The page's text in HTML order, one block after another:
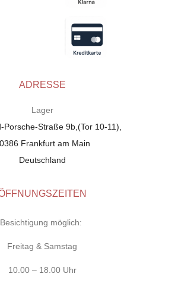
ADRESSE
Lager
Porsche-Straße 9b,(Tor 10-11),
Frankfurt am Main
Deutschland
Besichtigung möglich:
Freitag & Samstag
10.00 – 18.00 Uhr